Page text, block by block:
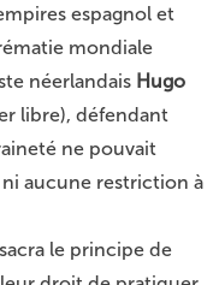
espagnol et
mondiale
néerlandais Hugo
libre), défendant
ne pouvait
aucune restriction à
le principe de